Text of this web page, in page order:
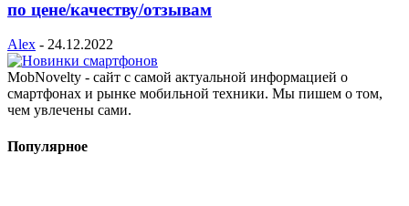
по цене/качеству/отзывам
Alex - 24.12.2022
MobNovelty - сайт с самой актуальной информацией о
смартфонах и рынке мобильной техники. Мы пишем о том,
чем увлечены сами.
Популярное